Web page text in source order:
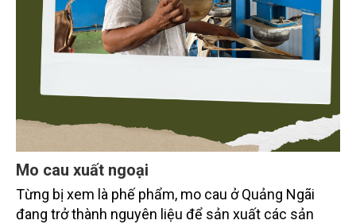
Mo cau xuất ngoại
Từng bị xem là phế phẩm, mo cau ở Quảng Ngãi
đang trở thành nguyên liệu để sản xuất các sản